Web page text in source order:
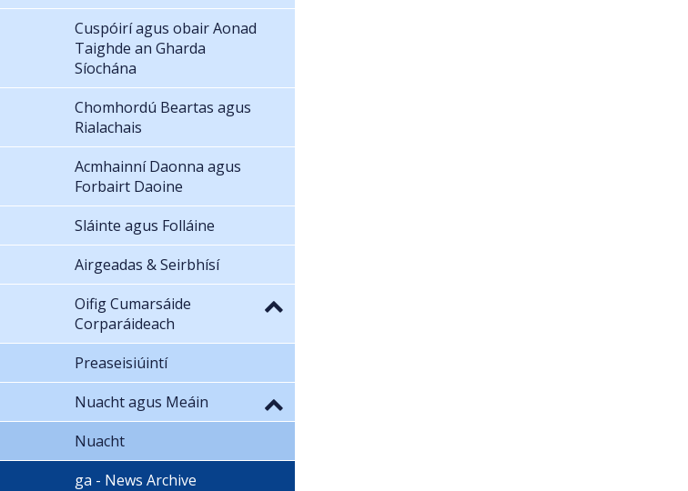
Cuspóirí agus obair Aonad
Taighde an Gharda
Síochána
Chomhordú Beartas agus
Rialachais
Acmhainní Daonna agus
Forbairt Daoine
Sláinte agus Folláine
Airgeadas & Seirbhísí
Oifig Cumarsáide
Corparáideach
Preaseisiúintí
Nuacht agus Meáin
Nuacht
ga - News Archive